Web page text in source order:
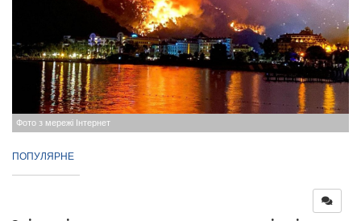
Фото з мережі Інтернет
ПОПУЛЯРНЕ